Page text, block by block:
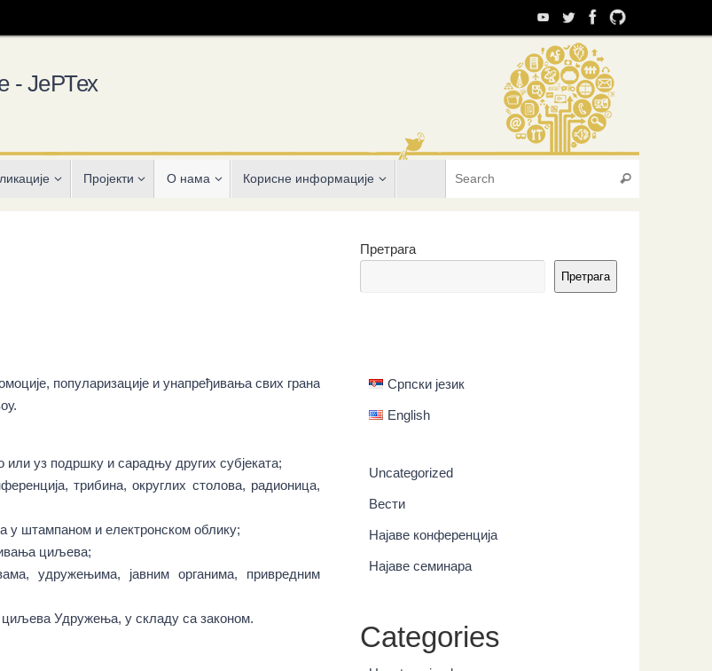
- ЈеРТех
Пројекти О нама Корисне информације Search
популаризације и унапређивања свих грана
или уз подршку и сарадњу других субјеката;
трибина, округлих столова, радионица,
у штампаном и електронском облику;
циљева;
удружењима, јавним органима, привредним
Удружења, у складу са законом.
Претрага
Претрага
Српски језик
English
Uncategorized
Вести
Најаве конференција
Најаве семинара
Categories